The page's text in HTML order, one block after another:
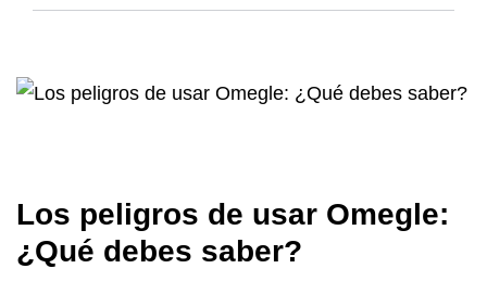
Los peligros de usar Omegle:
¿Qué debes saber?